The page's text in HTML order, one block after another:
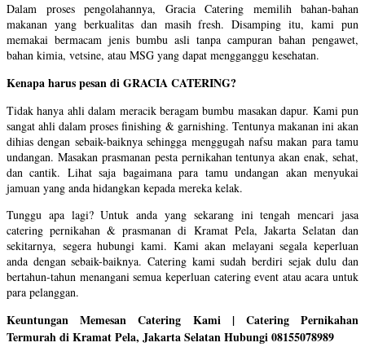
​Dalam proses pengolahannya, Gracia Catering memilih bahan-bahan
makanan yang berkualitas dan masih fresh. Disamping itu, kami pun
memakai bermacam jenis bumbu asli tanpa campuran bahan pengawet,
bahan kimia, vetsine, atau MSG yang dapat mengganggu kesehatan.
Kenapa harus pesan di GRACIA CATERING?
Tidak hanya ahli dalam meracik beragam bumbu masakan dapur. Kami pun
sangat ahli dalam proses finishing & garnishing. Tentunya makanan ini akan
dihias dengan sebaik-baiknya sehingga menggugah nafsu makan para tamu
undangan. Masakan prasmanan pesta pernikahan tentunya akan enak, sehat,
dan cantik. Lihat saja bagaimana para tamu undangan akan menyukai
jamuan yang anda hidangkan kepada mereka kelak.
Tunggu apa lagi? Untuk anda yang sekarang ini tengah mencari jasa
catering pernikahan & prasmanan di Kramat Pela, Jakarta Selatan dan
sekitarnya, segera hubungi kami. Kami akan melayani segala keperluan
anda dengan sebaik-baiknya. Catering kami sudah berdiri sejak dulu dan
bertahun-tahun menangani semua keperluan catering event atau acara untuk
para pelanggan.
Keuntungan Memesan Catering Kami | Catering Pernikahan
Termurah di Kramat Pela, Jakarta Selatan Hubungi 08155078989